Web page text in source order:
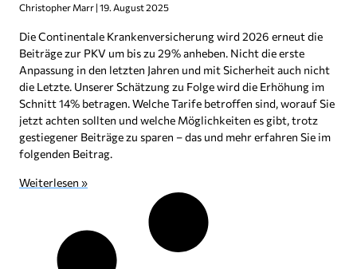
Christopher Marr 19. August 2025
Die Continentale Krankenversicherung wird 2026 erneut die
Beiträge zur PKV um bis zu 29% anheben. Nicht die erste
Anpassung in den letzten Jahren und mit Sicherheit auch nicht
die Letzte. Unserer Schätzung zu Folge wird die Erhöhung im
Schnitt 14% betragen. Welche Tarife betroffen sind, worauf Sie
jetzt achten sollten und welche Möglichkeiten es gibt, trotz
gestiegener Beiträge zu sparen – das und mehr erfahren Sie im
folgenden Beitrag.
Weiterlesen »